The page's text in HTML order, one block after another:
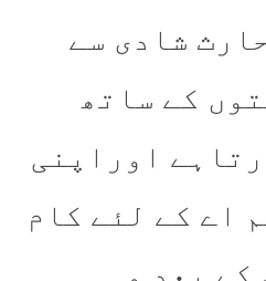
شادی سے
کے ساتھ
اوراپنی
اے کے لئے کام